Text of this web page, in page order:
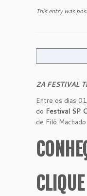
This entry was
2A FESTIVAL
Entre os dias
do Festival SP
de Filó